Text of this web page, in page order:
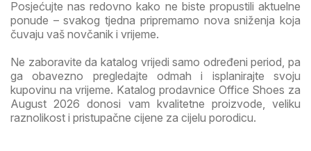
Posjećujte nas redovno kako ne biste propustili aktuelne
ponude – svakog tjedna pripremamo nova sniženja koja
čuvaju vaš novčanik i vrijeme.
Ne zaboravite da katalog vrijedi samo određeni period, pa
ga obavezno pregledajte odmah i isplanirajte svoju
kupovinu na vrijeme. Katalog prodavnice Office Shoes za
August 2026 donosi vam kvalitetne proizvode, veliku
raznolikost i pristupačne cijene za cijelu porodicu.